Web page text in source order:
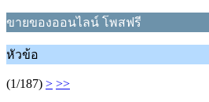
ขายของออนไลน์ โพสฟรี
หัวข้อ
(1/187) > >>